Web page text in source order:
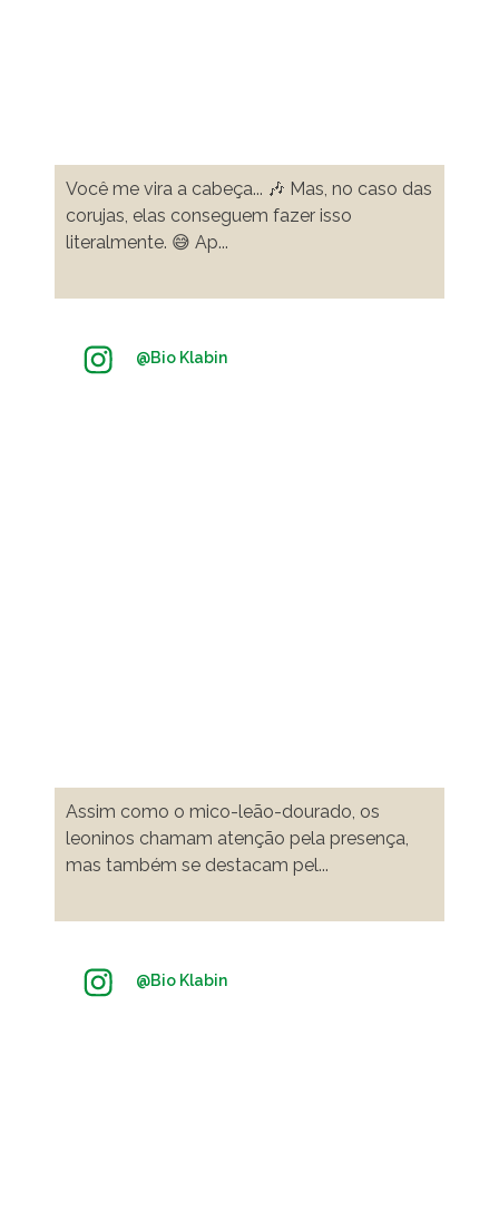
Você me vira a cabeça... 🎶 Mas, no caso das
corujas, elas conseguem fazer isso
literalmente. 😅 Ap...
@Bio Klabin
Assim como o mico-leão-dourado, os
leoninos chamam atenção pela presença,
mas também se destacam pel...
@Bio Klabin